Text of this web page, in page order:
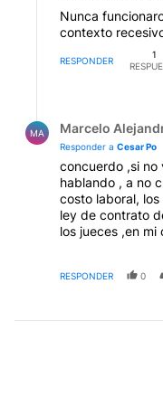
Nunca
contexto
RESPONDER
1
MA Marcelo
Responder a Cesar Po
concuerdo ,si no
hablando , a no
costo laboral,
ley de contrato
los jueces ,en
,cuando
recibos con
banco nacion y
RESPONDER 0